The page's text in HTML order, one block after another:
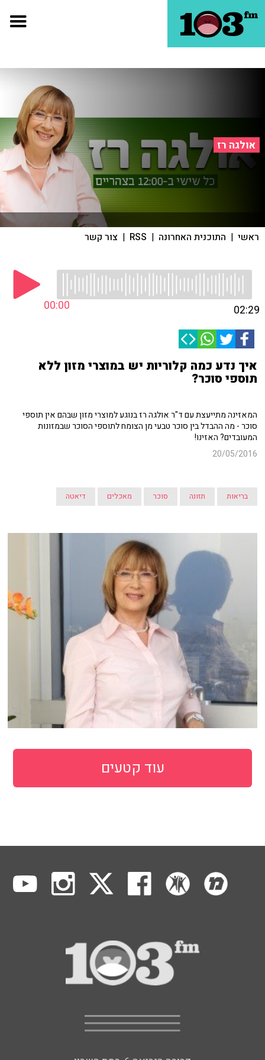
אולגה רז
ראשי | התוכנית האחרונה |
RSS
| צור קשר
00:00 02:29
איך נדע כמה קלוריות יש במוצרי מזון ללא
תוספי סוכר?
המאזינה מתייעצת עם ד"ר אולגה רז בנוגע למוצרי מזון שבהם אין תוספי
סוכר - מה ההבדל בין סוכר טבעי מן הצומח לתוספי הסוכר שבמזונות
המעובדים? האזינו!
20/05/2016
בריאות תזונה סוכר מאכלים דיאטה
עוד קטעים